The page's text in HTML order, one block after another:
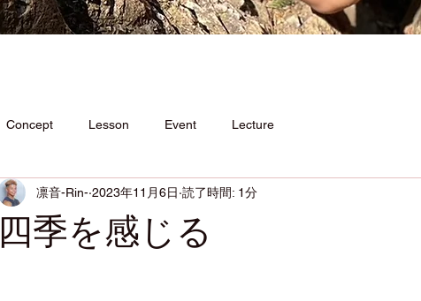
Concept Lesson Event Lecture
四季を感じる
凛音-Rin- 2023年11月6日 読了時間: 1分